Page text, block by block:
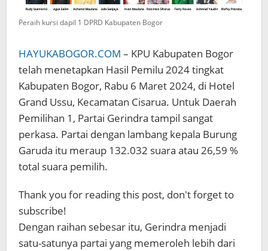
Peraih kursi dapil 1 DPRD Kabupaten Bogor
HAYUKABOGOR.COM – KPU Kabupaten Bogor
telah menetapkan Hasil Pemilu 2024 tingkat
Kabupaten Bogor, Rabu 6 Maret 2024, di Hotel
Grand Ussu, Kecamatan Cisarua. Untuk Daerah
Pemilihan 1, Partai Gerindra tampil sangat
perkasa. Partai dengan lambang kepala Burung
Garuda itu meraup 132.032 suara atau 26,59 %
total suara pemilih.
Thank you for reading this post, don't forget to
subscribe!
Dengan raihan sebesar itu, Gerindra menjadi
satu-satunya partai yang memeroleh lebih dari